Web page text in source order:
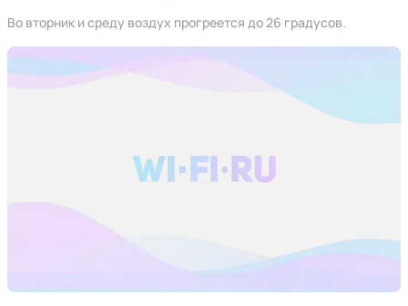
Во вторник и среду воздух прогреется до 26 градусов.